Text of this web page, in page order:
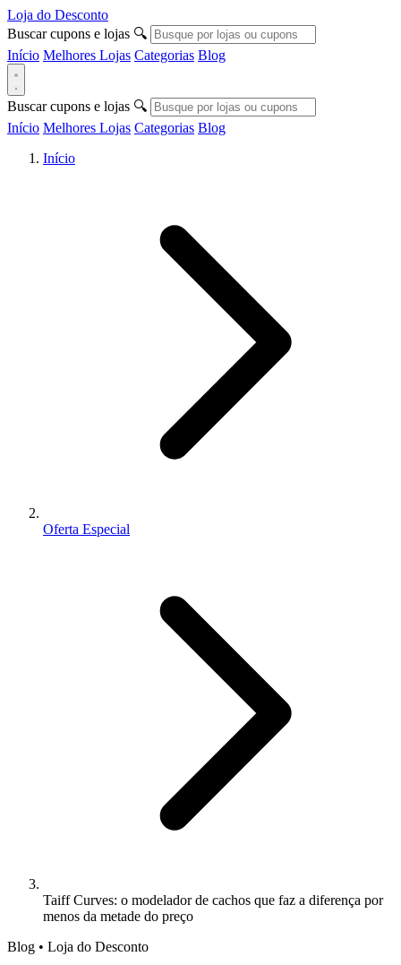
Loja do Desconto
Buscar cupons e lojas 🔍
Início Melhores Lojas Categorias Blog
Buscar cupons e lojas 🔍
Início Melhores Lojas Categorias Blog
Início
Oferta Especial
Taiff Curves: o modelador de cachos que faz a diferença por
menos da metade do preço
Blog • Loja do Desconto